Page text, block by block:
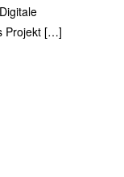
Projekt […]